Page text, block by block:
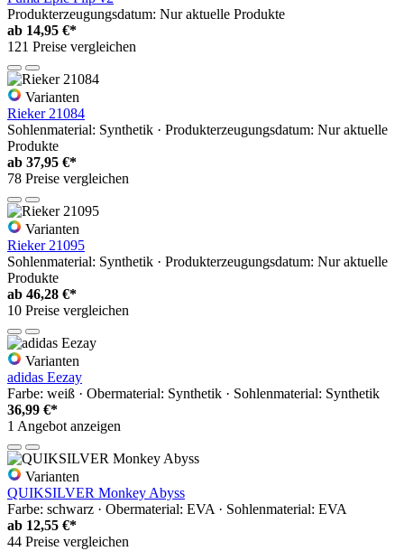
Produkterzeugungsdatum: Nur aktuelle Produkte
ab 14,95 €*
121 Preise vergleichen
Varianten
Rieker 21084
Sohlenmaterial: Synthetik · Produkterzeugungsdatum: Nur aktuelle
Produkte
ab 37,95 €*
78 Preise vergleichen
Varianten
Rieker 21095
Sohlenmaterial: Synthetik · Produkterzeugungsdatum: Nur aktuelle
Produkte
ab 46,28 €*
10 Preise vergleichen
Varianten
adidas Eezay
Farbe: weiß · Obermaterial: Synthetik · Sohlenmaterial: Synthetik
36,99 €*
1 Angebot anzeigen
Varianten
QUIKSILVER Monkey Abyss
Farbe: schwarz · Obermaterial: EVA · Sohlenmaterial: EVA
ab 12,55 €*
44 Preise vergleichen